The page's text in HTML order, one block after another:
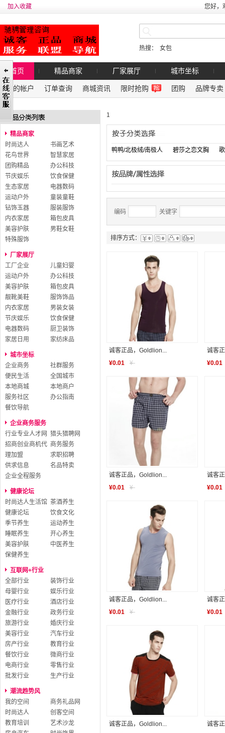
加入收藏 您好，
热搜： 女包
首页 精品商家 厂家展厅 城市坐标
我的帐户 订单查询 商城资讯 限时抢购 团购 品牌专卖
精品商家
时尚达人
书画艺术
花鸟世界
智慧家居
团购精品
办公科技
节庆娱乐
饮食保健
生态家居
电器数码
运动户外
童装童鞋
钻饰玉器
服装服饰
内衣家居
箱包皮具
美容护肤
男鞋女鞋
特殊服饰
厂家展厅
工厂企业
儿童妇婴
运动户外
办公科技
美容护肤
箱包皮具
靓靴美鞋
服饰饰品
内衣家居
男装女装
节庆娱乐
饮食保健
电器数码
厨卫装饰
家居日用
家纺床品
城市坐标
企业商务
社群服务
便民生活
全国城市
本地商城
本地商户
服务社区
办公指南
餐饮导航
企业商务服务
行业专业人才网 猎头猎聘网
招商创业商机代
理加盟
商务服务
求职招聘
供求信息
名品特卖
企业全程服务
健康论坛
时尚达人生活馆 茶酒养生
健康论坛
饮食文化
季节养生
运动养生
睡眠养生
开心养生
美容护肤
中医养生
保健养生
互联网+行业
全部行业
装饰行业
母婴行业
娱乐行业
医疗行业
酒店行业
金融行业
政务行业
旅游行业
婚庆行业
美容行业
汽车行业
房产行业
教育行业
餐饮行业
微商行业
电商行业
零售行业
批发行业
生产行业
潮流趋势风
我的空间
商务礼品网
时尚达人
创客空间
教育培训
艺术沙龙
1
鸭鸭/北极绒/南极人 碧莎之恋文胸
编码 关键字
排序方式：
诚客正品，Goldlion...
¥0.01 ¥-
诚客
¥0.01
诚客正品，Goldlion...
¥0.01 ¥-
诚客
¥0.01
诚客正品，Goldlion...
¥0.01 ¥-
诚客
¥0.01
诚客正品，Goldlion...
诚客